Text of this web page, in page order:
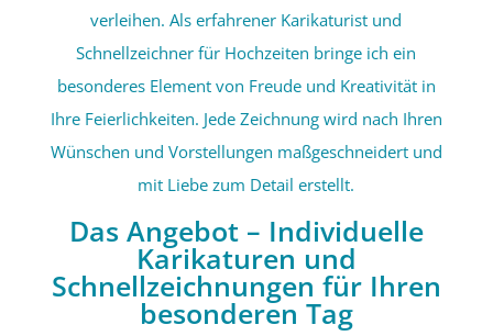
verleihen. Als erfahrener Karikaturist und
Schnellzeichner für Hochzeiten bringe ich ein
besonderes Element von Freude und Kreativität in
Ihre Feierlichkeiten. Jede Zeichnung wird nach Ihren
Wünschen und Vorstellungen maßgeschneidert und
mit Liebe zum Detail erstellt.
Das Angebot – Individuelle
Karikaturen und
Schnellzeichnungen für Ihren
besonderen Tag